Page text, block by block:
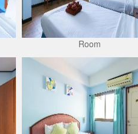
Room